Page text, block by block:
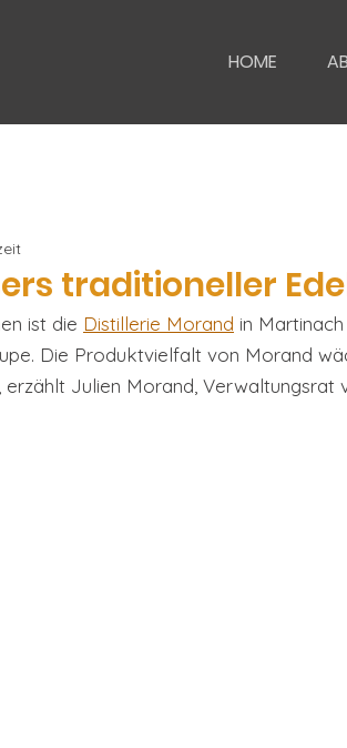
HOME
traditioneller
ist die Distillerie Morand in
Die Produktvielfalt von Morand
erzählt Julien Morand, Verwaltungsrat